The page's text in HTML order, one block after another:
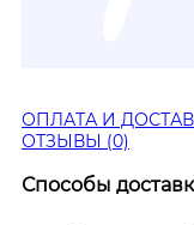
ОПЛАТА И
ОТЗЫВЫ (0)
Способы